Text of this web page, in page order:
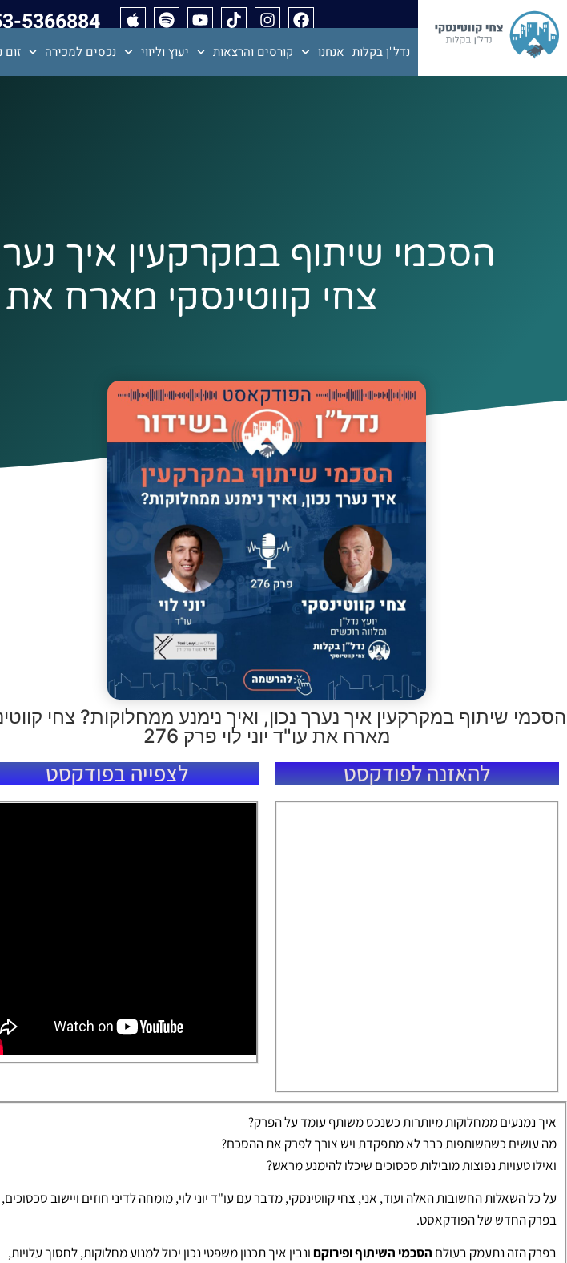
5366884
נדל"ן בקלות אנחנו קורסים והרצאות יעוץ וליווי נכסים למכירה זום
הסכמי שיתוף במקרקעין איך
צחי קווטינסקי מארח את
הסכמי שיתוף במקרקעין איך נערך נכון, ואיך נימנע ממחלוקות? צחי
מארח את עו"ד יוני לוי פרק 276
להאזנה לפודקסט לצפייה בפודקסט
איך נמנעים ממחלוקות מיותרות כשנכס משותף עומד על הפרק?
מה עושים כשהשותפות כבר לא מתפקדת ויש צורך לפרק את ההסכם?
ואילו טעויות נפוצות מובילות סכסוכים שיכלו להימנע מראש?
על כל השאלות החשובות האלה ועוד, אני, צחי קווטינסקי, מדבר עם עו"ד יוני לוי, מומחה לדיני חוזים ויישוב סכסוכים,
בפרק החדש של הפודקאסט.
בפרק הזה נתעמק בעולם הסכמי השיתוף ופירוקםונבין איך תכנון משפטי נכון יכול למנוע מחלוקות, לחסוך עלויות,